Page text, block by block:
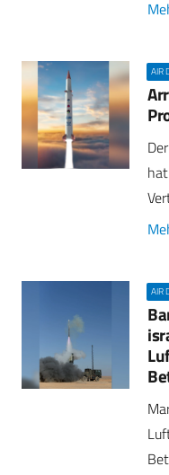
AIR
AIR